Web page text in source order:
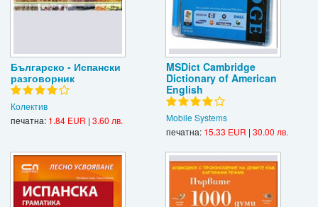
Българско - Испански
разговорник
Колектив
печатна: 1.84 EUR | 3.60 лв.
MSDict Cambridge
Dictionary of American
English
Mobile Systems
печатна: 15.33 EUR | 30.00 лв.